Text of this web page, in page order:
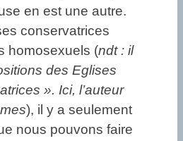
en est une autre.
conservatrices
homosexuels (ndt : il
des Eglises
». Ici, l’auteur
), il y a seulement
nous pouvons faire